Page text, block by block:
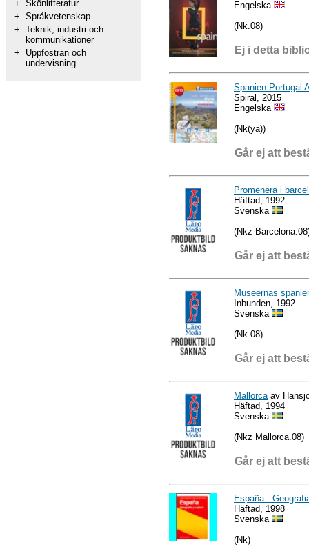
+ Skönlitteratur
+ Språkvetenskap
+ Teknik, industri och
kommunikationer
+
Uppfostran och
undervisning
Engelska
(Nk.08)
Ej i detta
Spanien Portugal
Spiral, 2015
Engelska
(Nk(ya))
Går ej att
Promenera i
Häftad, 1992
Svenska
(Nkz
Går ej att
Museernas
Inbunden, 1992
Svenska
(Nk.08)
Går ej att
Mallorca av
Häftad, 1994
Svenska
(Nkz Mallorca.08)
Går ej att
España -
Häftad, 1998
Svenska
(Nk)